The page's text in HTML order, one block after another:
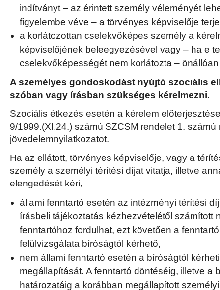
indítványt – az érintett személy véleményét
figyelembe véve – a törvényes képviselője
a korlátozottan cselekvőképes személy a
képviselőjének beleegyezésével vagy – ha e
cselekvőképességét nem korlátozta –
A személyes gondoskodást nyújtó szociális
szóban vagy írásban szükséges kérelmezni.
Szociális étkezés esetén a kérelem
9/1999.(XI.24.) számú SZCSM rendelet 1.
jövedelemnyilatkozatot.
Ha az ellátott, törvényes képviselője, vagy a
személy a személyi térítési díjat vitatja, illetve
elengedését kéri,
állami fenntartó esetén az intézményi térítési
írásbeli tájékoztatás kézhezvételétől számított
fenntartóhoz fordulhat, ezt követően a
felülvizsgálata bíróságtól kérhető,
nem állami fenntartó esetén a bíróságtól
megállapítását. A fenntartó döntéséig, illetve a
határozatáig a korábban megállapított